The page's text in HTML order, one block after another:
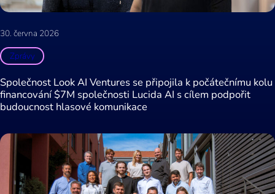
30. června 2026
Zprávy
Společnost Look AI Ventures se připojila k počátečnímu kolu
financování $7M společnosti Lucida AI s cílem podpořit
budoucnost hlasové komunikace